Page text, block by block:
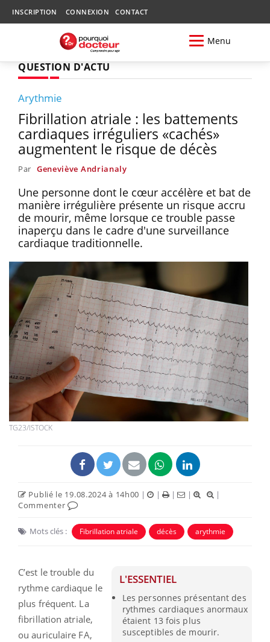
INSCRIPTION CONNEXION CONTACT
Menu
QUESTION D'ACTU
Arythmie
Fibrillation atriale : les battements
cardiaques irréguliers «cachés»
augmentent le risque de décès
Par Geneviève Andrianaly
Une personne dont le cœur accélère et bat de
manière irrégulière présente un risque accru
de mourir, même lorsque ce trouble passe
inaperçu dans le cadre d'une surveillance
cardiaque traditionnelle.
TG23/ISTOCK
Publié le 19.08.2024 à 14h00 | | | |
|
Commenter
Mots clés : Fibrillation atriale décès arythmie
L'ESSENTIEL
Les personnes présentant des
rythmes cardiaques anormaux
étaient 13 fois plus
susceptibles de mourir.
C’est le trouble du
rythme cardiaque le
plus fréquent. La
fibrillation atriale,
ou auriculaire FA,